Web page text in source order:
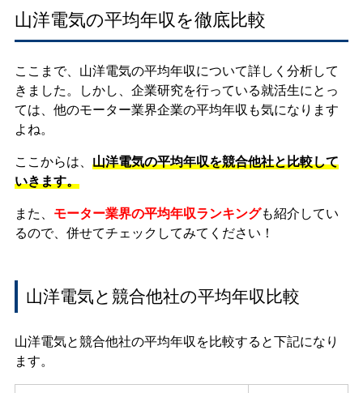
山洋電気の平均年収を徹底比較
ここまで、山洋電気の平均年収について詳しく分析して
きました。しかし、企業研究を行っている就活生にとっ
ては、他のモーター業界企業の平均年収も気になります
よね。
ここからは、 山洋電気の平均年収を競合他社と比較して
いきます。
また、 モーター業界の平均年収ランキングも紹介してい
るので、併せてチェックしてみてください！
山洋電気と競合他社の平均年収比較
山洋電気と競合他社の平均年収を比較すると下記になり
ます。